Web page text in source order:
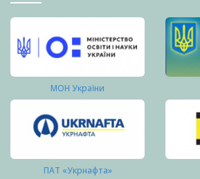
МОН України
ПАТ «Укрнафта»